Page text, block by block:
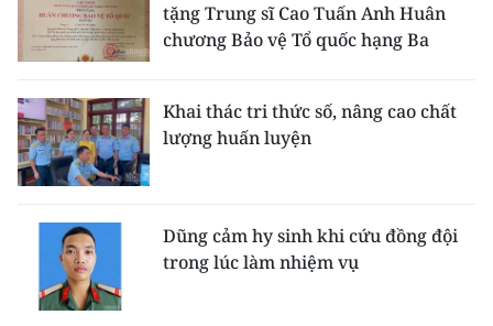
Media Du lịch
Media Thế giới
Media Thể thao
Media Giáo dục
Media Khoa học - Công nghệ
Media Môi trường
tặng Trung sĩ Cao Tuấn Anh Huân
chương Bảo vệ Tổ quốc hạng Ba
Khai thác tri thức số, nâng cao chất
lượng huấn luyện
Dũng cảm hy sinh khi cứu đồng đội
trong lúc làm nhiệm vụ